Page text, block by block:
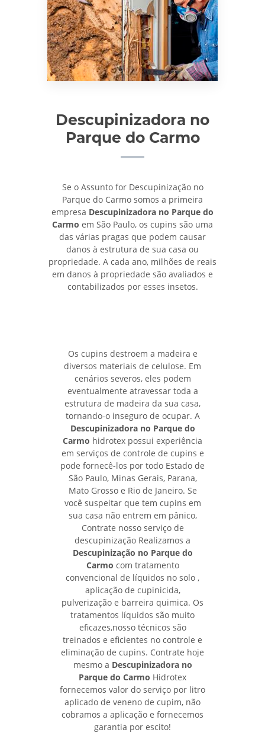
Descupinizadora no
Parque do Carmo
Se o Assunto for Descupinização no
Parque do Carmo somos a primeira
empresa Descupinizadora no Parque do
Carmo em São Paulo, os cupins são uma
das várias pragas que podem causar
danos à estrutura de sua casa ou
propriedade. A cada ano, milhões de reais
em danos à propriedade são avaliados e
contabilizados por esses insetos.
Os cupins destroem a madeira e
diversos materiais de celulose. Em
cenários severos, eles podem
eventualmente atravessar toda a
estrutura de madeira da sua casa,
tornando-o inseguro de ocupar. A
Descupinizadora no Parque do
Carmo hidrotex possui experiência
em serviços de controle de cupins e
pode fornecê-los por todo Estado de
São Paulo, Minas Gerais, Parana,
Mato Grosso e Rio de Janeiro. Se
você suspeitar que tem cupins em
sua casa não entrem em pânico,
Contrate nosso serviço de
descupinização Realizamos a
Descupinização no Parque do
Carmo com tratamento
convencional de líquidos no solo ,
aplicação de cupinicida,
pulverização e barreira quimica. Os
tratamentos líquidos são muito
eficazes,nosso técnicos são
treinados e eficientes no controle e
eliminação de cupins. Contrate hoje
mesmo a Descupinizadora no
Parque do Carmo Hidrotex
fornecemos valor do serviço por litro
aplicado de veneno de cupim, não
cobramos a aplicação e fornecemos
garantia por escito!